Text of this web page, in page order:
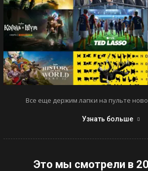
Все еще держим лапки на пульте
Узнать больше
Это мы смотрели в